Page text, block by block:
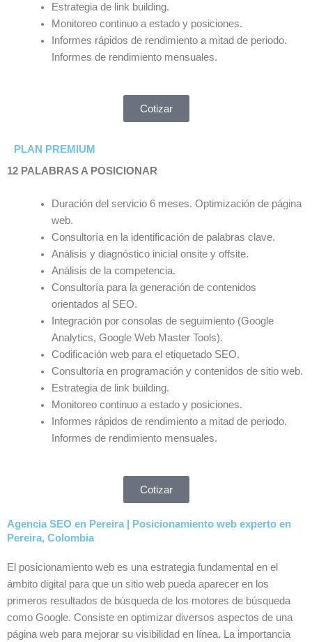
Estrategia de link building.
Monitoreo continuo a estado y posiciones.
Informes rápidos de rendimiento a mitad de periodo.
Informes de rendimiento mensuales.
Cotizar
PLAN PREMIUM
12 PALABRAS A POSICIONAR
Duración del servicio 6 meses. Optimización de página
web.
Consultoría en la identificación de palabras clave.
Análisis y diagnóstico inicial onsite y offsite.
Análisis de la competencia.
Consultoría para la generación de contenidos
orientados al SEO.
Integración por consolas de seguimiento (Google
Analytics, Google Web Master Tools).
Codificación web para el etiquetado SEO.
Consultoría en programación y contenidos de sitio web.
Estrategia de link building.
Monitoreo continuo a estado y posiciones.
Informes rápidos de rendimiento a mitad de periodo.
Informes de rendimiento mensuales.
Cotizar
Agencia SEO en Pereira | Posicionamiento web experto en
Pereira, Colombia
El posicionamiento web es una estrategia fundamental en el
ámbito digital para que un sitio web pueda aparecer en los
primeros resultados de búsqueda de los motores de búsqueda
como Google. Consiste en optimizar diversos aspectos de una
página web para mejorar su visibilidad en línea. La importancia